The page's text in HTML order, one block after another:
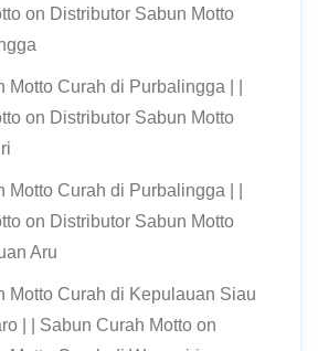
on Distributor Sabun Motto
Motto Curah di Purbalingga | |
on Distributor Sabun Motto
Motto Curah di Purbalingga | |
on Distributor Sabun Motto
Aru
Motto Curah di Kepulauan Siau
| | Sabun Curah Motto on